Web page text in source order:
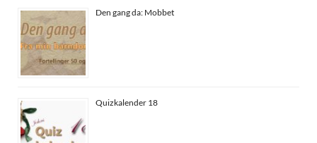
Den gang da: Mobbet
Quizkalender 18